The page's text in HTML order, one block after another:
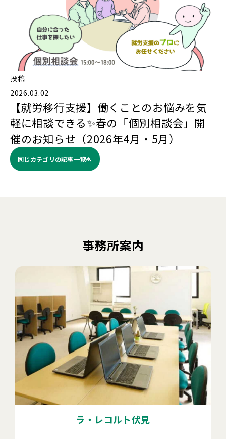
投稿
2026.03.02
【就労移行支援】働くことのお悩みを気
軽に相談できる✨春の「個別相談会」開
催のお知らせ（2026年4月・5月）
同じカテゴリの記事⼀覧へ
事務所案内
ラ・レコルト伏見